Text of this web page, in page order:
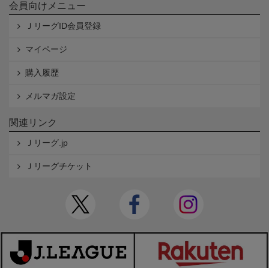
会員向けメニュー
ＪリーグID会員登録
マイページ
購入履歴
メルマガ設定
関連リンク
Ｊリーグ.jp
Ｊリーグチケット